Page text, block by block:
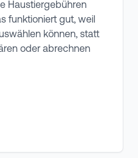
Haustiergebühren
funktioniert gut, weil
können, statt
oder abrechnen